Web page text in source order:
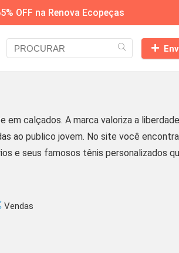
OFF na Renova Ecopeças
em calçados. A marca valoriza a
ao publico jovem. No site você
e seus famosos tênis personalizados
Vendas